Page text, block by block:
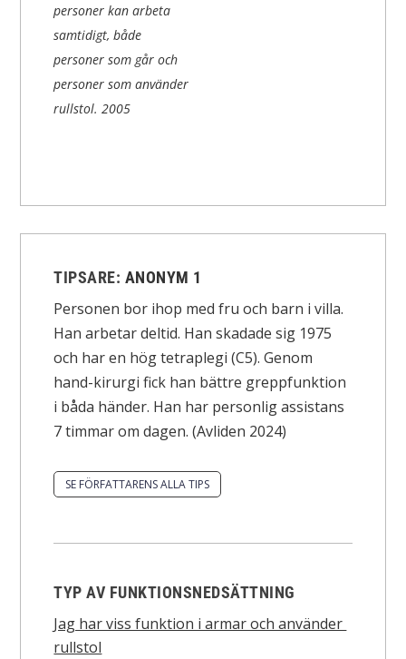
personer kan arbeta
samtidigt, både
personer som går och
personer som använder
rullstol.2005
TIPSARE: ANONYM 1
Personen bor ihop med fru och barn i villa.
Han arbetar deltid. Han skadade sig 1975
och har en hög tetraplegi (C5). Genom
hand-kirurgi fick han bättre greppfunktion
i båda händer. Han har personlig assistans
7 timmar om dagen. (Avliden 2024)
SE FÖRFATTARENS ALLA TIPS
TYP AV FUNKTIONSNEDSÄTTNING
Jag har viss funktion i armar och använder
rullstol